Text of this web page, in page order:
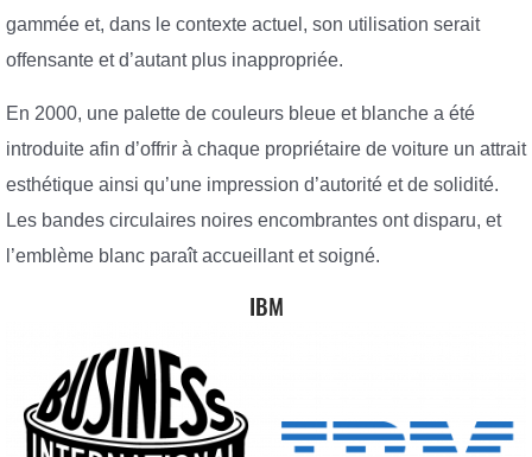
gammée et, dans le contexte actuel, son utilisation serait
offensante et d’autant plus inappropriée.
En 2000, une palette de couleurs bleue et blanche a été
introduite afin d’offrir à chaque propriétaire de voiture un attrait
esthétique ainsi qu’une impression d’autorité et de solidité.
Les bandes circulaires noires encombrantes ont disparu, et
l’emblème blanc paraît accueillant et soigné.
IBM